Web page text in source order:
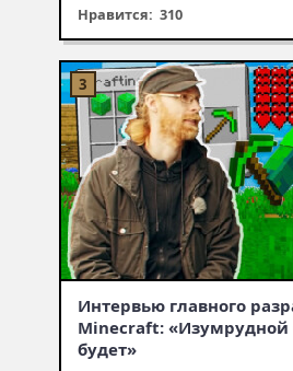
Нравится: 310
Интервью главного
Minecraft: «Изумрудной
будет»